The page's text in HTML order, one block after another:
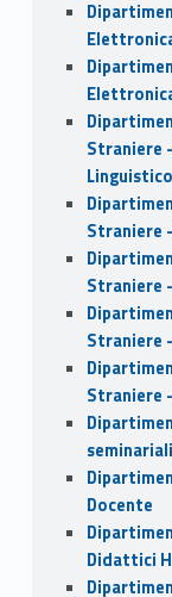
Straniere
Linguistico
Straniere
Straniere
Straniere
Straniere
Docente
Didattici